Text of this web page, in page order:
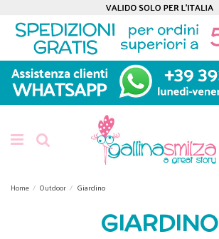
Home Outdoor Giardino
GIARDINO